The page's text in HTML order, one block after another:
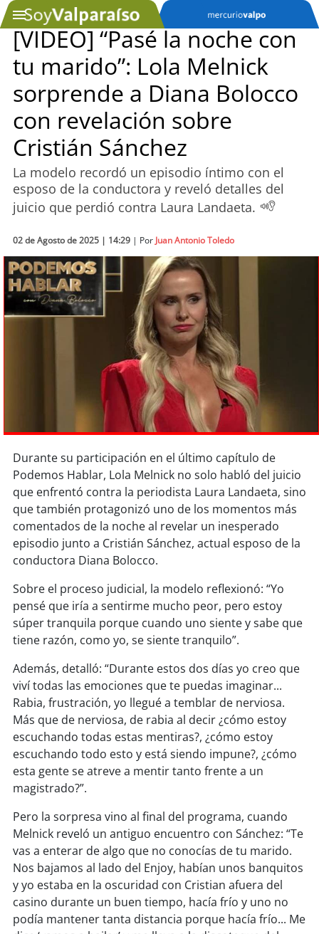
Podcast
Actualidad
Entretención
Deportes
Tecnología
arica
soyiquique
soycalama
soy antofagasta
soy copiapó
soyquillota
soysanantonio
soychillán
soysancarlos
soytalcahuano
soy concepción
soy coronel
soyarauco
soytemuco
soyvaldivia
[VIDEO] “Pasé la noche con
tu marido”: Lola Melnick
sorprende a Diana Bolocco
con revelación sobre
Cristián Sánchez
La modelo recordó un episodio íntimo con el
esposo de la conductora y reveló detalles del
juicio que perdió contra Laura Landaeta.
02 de Agosto de 2025 | 14:29 | Por Juan Antonio Toledo
Durante su participación en el último capítulo de
Podemos Hablar, Lola Melnick no solo habló del juicio
que enfrentó contra la periodista Laura Landaeta, sino
que también protagonizó uno de los momentos más
comentados de la noche al revelar un inesperado
episodio junto a Cristián Sánchez, actual esposo de la
conductora Diana Bolocco.
Sobre el proceso judicial, la modelo reflexionó: “Yo
pensé que iría a sentirme mucho peor, pero estoy
súper tranquila porque cuando uno siente y sabe que
tiene razón, como yo, se siente tranquilo”.
Además, detalló: “Durante estos dos días yo creo que
viví todas las emociones que te puedas imaginar...
Rabia, frustración, yo llegué a temblar de nerviosa.
Más que de nerviosa, de rabia al decir ¿cómo estoy
escuchando todas estas mentiras?, ¿cómo estoy
escuchando todo esto y está siendo impune?, ¿cómo
esta gente se atreve a mentir tanto frente a un
magistrado?”.
Pero la sorpresa vino al final del programa, cuando
Melnick reveló un antiguo encuentro con Sánchez: “Te
vas a enterar de algo que no conocías de tu marido.
Nos bajamos al lado del Enjoy, habían unos banquitos
y yo estaba en la oscuridad con Cristian afuera del
casino durante un buen tiempo, hacía frío y uno no
podía mantener tanta distancia porque hacía frío... Me